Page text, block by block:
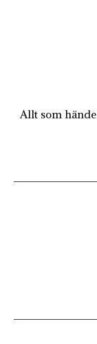
Allt som